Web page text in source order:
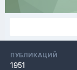
ПУБЛИКАЦИЙ
1951